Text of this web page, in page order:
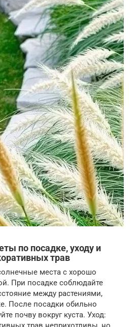
по посадке, уходу и
трав
места с хорошо
При посадке соблюдайте
между растениями,
После посадки обильно
почву вокруг куста. Уход: